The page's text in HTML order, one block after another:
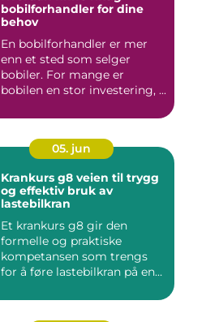
bobilforhandler for dine
behov
En bobilforhandler er mer
enn et sted som selger
bobiler. For mange er
bobilen en stor investering, ...
05. jun
Krankurs g8 veien til trygg
og effektiv bruk av
lastebilkran
Et krankurs g8 gir den
formelle og praktiske
kompetansen som trengs
for å føre lastebilkran på en